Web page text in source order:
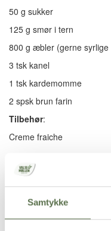
Samtykke
50 g sukker
125 g smør i tern
800 g æbler (gerne
3 tsk kanel
1 tsk kardemomme
2 spsk brun farin
Tilbehør:
Creme fraiche
Brugt i
Dansk Hvedemel 1 kg
Opskriften er udviklet i